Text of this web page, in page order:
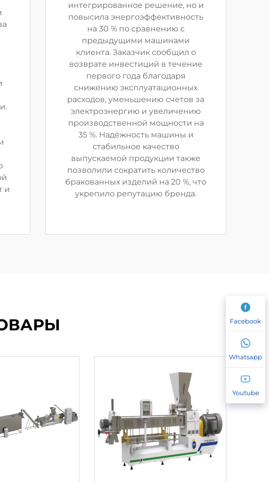
и
интегрированное решение, но и
повысила энергоэффективность
на 30 % по сравнению с
предыдущими машинами
клиента. Заказчик сообщил о
возврате инвестиций в течение
первого года благодаря
снижению эксплуатационных
расходов, уменьшению счетов за
электроэнергию и увеличению
производственной мощности на
35 %. Надёжность машины и
стабильное качество
выпускаемой продукции также
позволили сократить количество
бракованных изделий на 20 %, что
укрепило репутацию бренда.
Facebook
Whatsapp
Youtube